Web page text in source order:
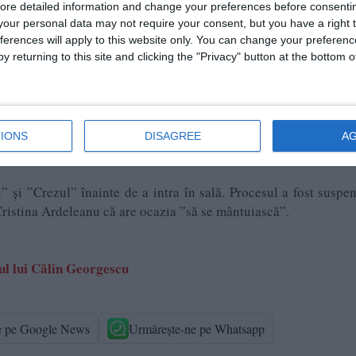
detailed information and change your preferences before
personal data may not require your consent, but you have a right
will apply to this website only. You can change your
returning to this site and clicking the "Privacy" button at the bottom
DISAGREE
la rândul ei, şi ca mamă, este leoaică, aşa că am
poate să devină unul din marii eroi ai acestei ţări.
adunat, luni, pe treptele Curţii de Apel Bucureşti şi peste
şi ”Crezul” înainte de a intra în sală. Procesul a fost
Ardeleanu că are ocazia ”să se mântuiască”.
lui Călin Georgescu
pe Google News Urmărește-ne pe Whatsapp